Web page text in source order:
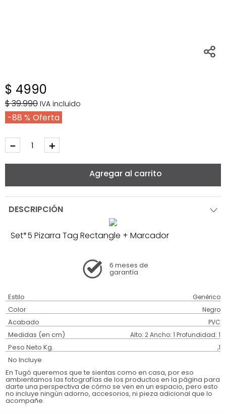
$ 4990
$39.990 IVA incluido
88 %
＋
－
Agregar al carrito
DESCRIPCIÓN
Set*5 Pizarra Tag Rectangle + Marcador
6 meses de
garantía
Estilo Genérico
Color Negro
Acabado PVC
Medidas (en cm) Alto: 2 Ancho: 1 Profundidad: 1
Peso Neto Kg. ,1
No Incluye
En Tugó queremos que te sientas como en casa, por eso
ambientamos las fotografías de los productos en la página para
darte una perspectiva de cómo se ven en un espacio, pero esto
no incluye ningún adorno, accesorios, ni pieza adicional que lo
acompañe.